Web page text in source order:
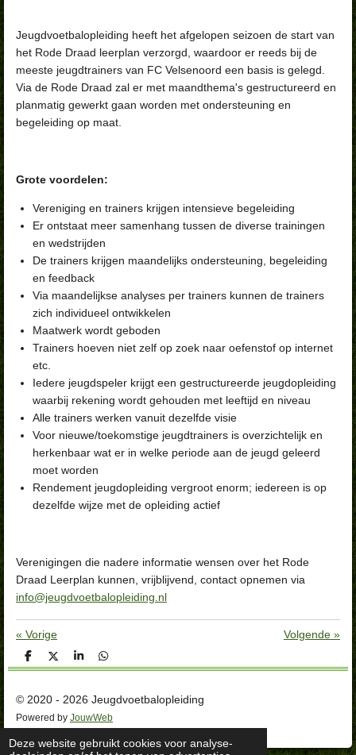
Deze website gebruikt cookies voor analyse-
Jeugdvoetbalopleiding heeft het afgelopen seizoen de start van
het Rode Draad leerplan verzorgd, waardoor er reeds bij de
meeste jeugdtrainers van FC Velsenoord een basis is gelegd.
Via de Rode Draad zal er met maandthema's gestructureerd en
planmatig gewerkt gaan worden met ondersteuning en
begeleiding op maat.
Grote voordelen:
Vereniging en trainers krijgen intensieve begeleiding
Er ontstaat meer samenhang tussen de diverse trainingen
en wedstrijden
De trainers krijgen maandelijks ondersteuning, begeleiding
en feedback
Via maandelijkse analyses per trainers kunnen de trainers
zich individueel ontwikkelen
Maatwerk wordt geboden
Trainers hoeven niet zelf op zoek naar oefenstof op internet
etc.
Iedere jeugdspeler krijgt een gestructureerde jeugdopleiding
waarbij rekening wordt gehouden met leeftijd en niveau
Alle trainers werken vanuit dezelfde visie
Voor nieuwe/toekomstige jeugdtrainers is overzichtelijk en
herkenbaar wat er in welke periode aan de jeugd geleerd
moet worden
Rendement jeugdopleiding vergroot enorm; iedereen is op
dezelfde wijze met de opleiding actief
Verenigingen die nadere informatie wensen over het Rode
Draad Leerplan kunnen, vrijblijvend, contact opnemen via
info@jeugdvoetbalopleiding.nl
« Vorige Volgende »
D
e
e
n
D
e
S
h
r
e
D
e
n
© 2020 - 2026 Jeugdvoetbalopleiding
Powered by JouwWeb